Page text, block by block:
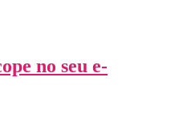
no seu e-